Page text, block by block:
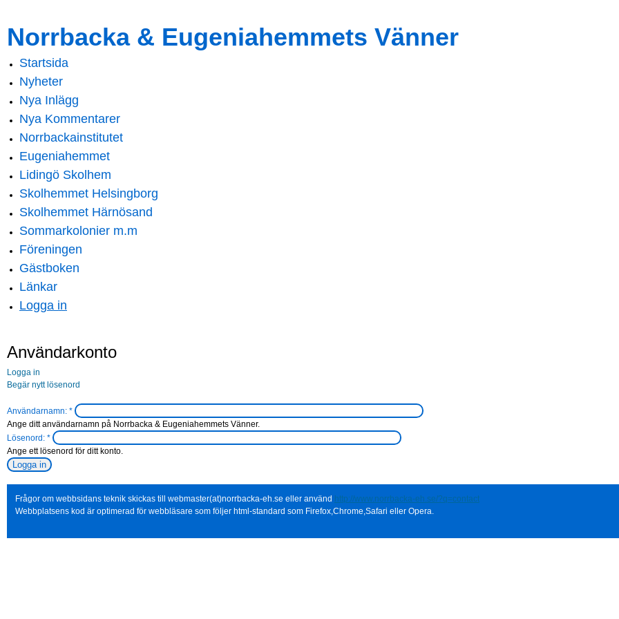
main
content
navigation
Norrbacka & Eugeniahemmets Vänner
Main menu
Startsida
Nyheter
Nya Inlägg
Nya Kommentarer
Norrbackainstitutet
Eugeniahemmet
Lidingö Skolhem
Skolhemmet Helsingborg
Skolhemmet Härnösand
Sommarkolonier m.m
Föreningen
Gästboken
Länkar
Logga in
Användarkonto
Logga in
Begär nytt lösenord
Användarnamn: *
Ange ditt användarnamn på Norrbacka & Eugeniahemmets Vänner.
Lösenord: *
Ange ett lösenord för ditt konto.
Frågor om webbsidans teknik skickas till webmaster(at)norrbacka-eh.se eller använd http://www.norrbacka-eh.se/?q=contact
Webbplatsens kod är optimerad för webbläsare som följer html-standard som Firefox,Chrome,Safari eller Opera.